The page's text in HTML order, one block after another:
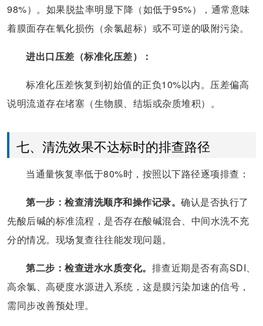
98%）。如果脱盐率明显下降（如低于95%），通常意味
着膜面存在氧化损伤（余氯超标）或不可逆的吸附污染。
进出口压差（标准化压差）：
标准化压差恢复到初始值的正负10%以内。压差偏高
说明流道存在堵塞（生物膜、结垢或杂质堆积）。
七、清洗效果不达标时的排查路径
当通量恢复率低于80%时，按照以下路径逐项排查：
第一步：检查清洗顺序和操作记录。 确认是否执行了
先酸后碱的标准流程，是否存在酸碱混合、中间水洗不充
分的情况。现场复查往往能发现问题。
第二步：检查进水水质变化。 排查近期是否有高SDI、
高余氯、高硬度水源进入系统，这是膜污染加速的信号，
需同步改善预处理。